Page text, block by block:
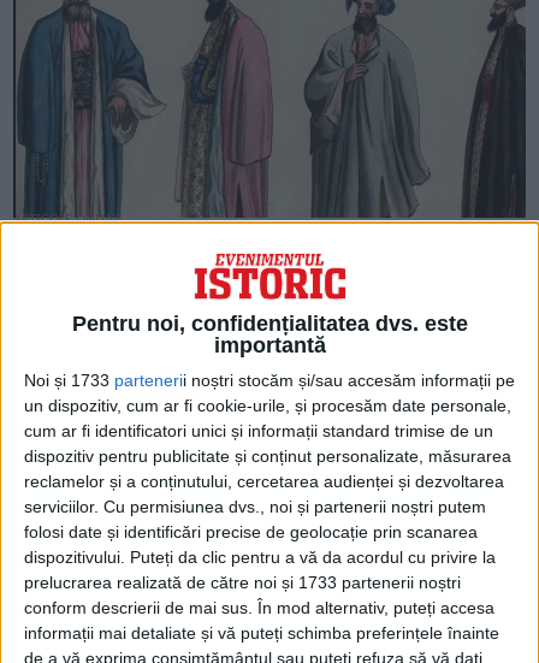
Pentru noi, confidențialitatea dvs. este
importantă
Noi și 1733 partenerii noștri stocăm și/sau accesăm informații pe
un dispozitiv, cum ar fi cookie-urile, și procesăm date personale,
cum ar fi identificatori unici și informații standard trimise de un
dispozitiv pentru publicitate și conținut personalizate, măsurarea
reclamelor și a conținutului, cercetarea audienței și dezvoltarea
serviciilor. Cu permisiunea dvs., noi și partenerii noștri putem
folosi date și identificări precise de geolocație prin scanarea
dispozitivului. Puteți da clic pentru a vă da acordul cu privire la
prelucrarea realizată de către noi și 1733 partenerii noștri
conform descrierii de mai sus. În mod alternativ, puteți accesa
informații mai detaliate și vă puteți schimba preferințele înainte
de a vă exprima consimțământul sau puteți refuza să vă dați
ARTICOLE ONLINE
Românească. Cum au influențat politica internă timp de
susținători ai lui Vlad Călugărul în...